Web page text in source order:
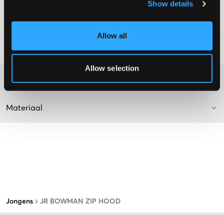
Show details
Allow all
Allow selection
Jongens JR BOWMAN ZIP HOOD
SKU:110282-010
Laundry Advice:
Washing advice
Materiaal